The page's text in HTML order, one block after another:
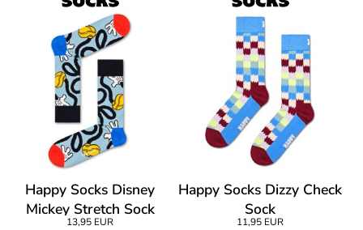
Happy Socks Disney
Mickey Stretch Sock
13,95 EUR
Happy Socks Dizzy Check
Sock
11,95 EUR